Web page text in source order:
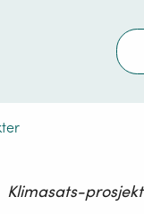
Søk
Klimasats-prosjekt